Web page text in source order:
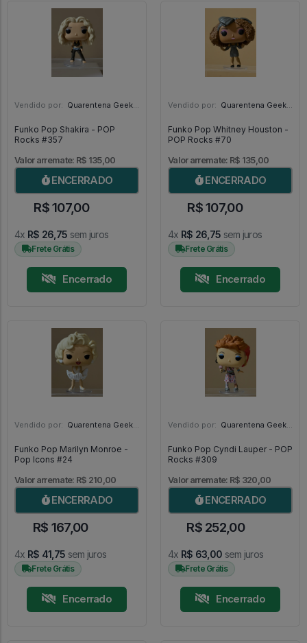
Vendido por: Quarentena Geek Store - SP
Funko Pop Shakira - POP
Rocks #357
Valor arremate: R$ 135,00
ENCERRADO
R$ 107,00
4x R$ 26,75 sem juros
Frete Grátis
Encerrado
Vendido por: Quarentena Geek Store - SP
Funko Pop Whitney Houston -
POP Rocks #70
Valor arremate: R$ 135,00
ENCERRADO
R$ 107,00
4x R$ 26,75 sem juros
Frete Grátis
Encerrado
Vendido por: Quarentena Geek Store - SP
Funko Pop Marilyn Monroe -
Pop Icons #24
Valor arremate: R$ 210,00
ENCERRADO
R$ 167,00
4x R$ 41,75 sem juros
Frete Grátis
Encerrado
Vendido por: Quarentena Geek Store - SP
Funko Pop Cyndi Lauper - POP
Rocks #309
Valor arremate: R$ 320,00
ENCERRADO
R$ 252,00
4x R$ 63,00 sem juros
Frete Grátis
Encerrado